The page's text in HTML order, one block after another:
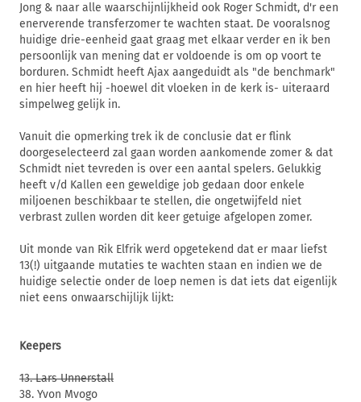
Jong & naar alle waarschijnlijkheid ook Roger Schmidt, d'r een
enerverende transferzomer te wachten staat. De vooralsnog
huidige drie-eenheid gaat graag met elkaar verder en ik ben
persoonlijk van mening dat er voldoende is om op voort te
borduren. Schmidt heeft Ajax aangeduidt als "de benchmark"
en hier heeft hij -hoewel dit vloeken in de kerk is- uiteraard
simpelweg gelijk in.
Vanuit die opmerking trek ik de conclusie dat er flink
doorgeselecteerd zal gaan worden aankomende zomer & dat
Schmidt niet tevreden is over een aantal spelers. Gelukkig
heeft v/d Kallen een geweldige job gedaan door enkele
miljoenen beschikbaar te stellen, die ongetwijfeld niet
verbrast zullen worden dit keer getuige afgelopen zomer.
Uit monde van Rik Elfrik werd opgetekend dat er maar liefst
13(!) uitgaande mutaties te wachten staan en indien we de
huidige selectie onder de loep nemen is dat iets dat eigenlijk
niet eens onwaarschijlijk lijkt:
Keepers
13. Lars Unnerstall
38. Yvon Mvogo